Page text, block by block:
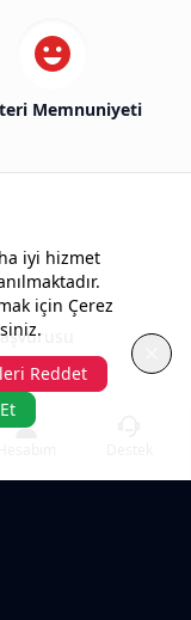
Memnuniyeti
iyi hizmet
için Çerez
Reddet